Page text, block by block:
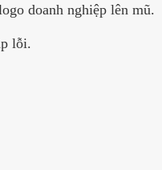
doanh nghiệp lên mũ.
lỗi.